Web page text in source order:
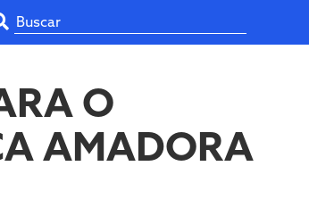
O
AMADORA